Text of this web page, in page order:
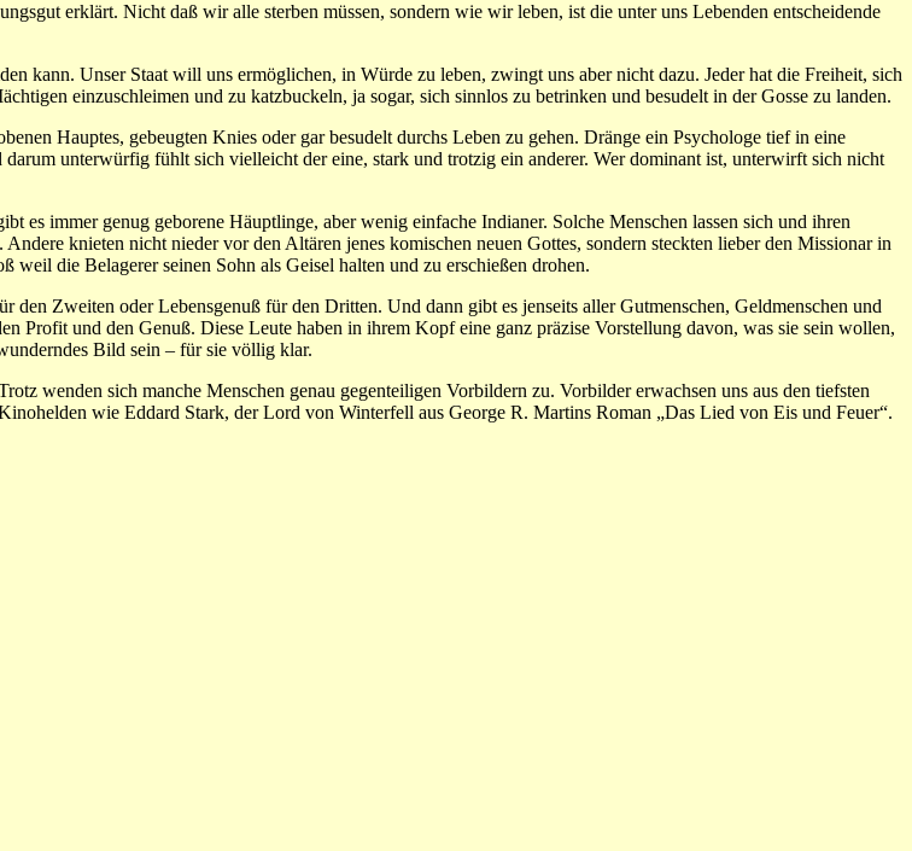
erklärt. Nicht daß wir alle sterben müssen, sondern wie wir leben, ist die unter uns Lebenden entscheidende
kann. Unser Staat will uns ermöglichen, in Würde zu leben, zwingt uns aber nicht dazu. Jeder hat die Freiheit, sich
einzuschleimen und zu katzbuckeln, ja sogar, sich sinnlos zu betrinken und besudelt in der Gosse zu landen.
Hauptes, gebeugten Knies oder gar besudelt durchs Leben zu gehen. Dränge ein Psychologe tief in eine
unterwürfig fühlt sich vielleicht der eine, stark und trotzig ein anderer. Wer dominant ist, unterwirft sich nicht
immer genug geborene Häuptlinge, aber wenig einfache Indianer. Solche Menschen lassen sich und ihren
knieten nicht nieder vor den Altären jenes komischen neuen Gottes, sondern steckten lieber den Missionar in
die Belagerer seinen Sohn als Geisel halten und zu erschießen drohen.
Zweiten oder Lebensgenuß für den Dritten. Und dann gibt es jenseits aller Gutmenschen, Geldmenschen und
Profit und den Genuß. Diese Leute haben in ihrem Kopf eine ganz präzise Vorstellung davon, was sie sein wollen,
Bild sein – für sie völlig klar.
wenden sich manche Menschen genau gegenteiligen Vorbildern zu. Vorbilder erwachsen uns aus den tiefsten
wie Eddard Stark, der Lord von Winterfell aus George R. Martins Roman „Das Lied von Eis und Feuer“.